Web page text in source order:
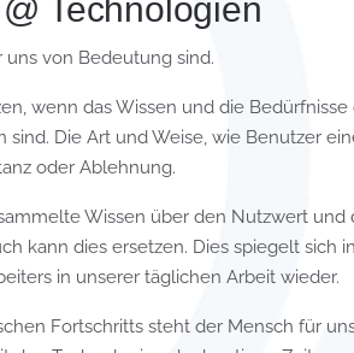
Technologien
von Bedeutung sind.
wenn das Wissen und die
Die Art und Weise, wie Benutzer
oder Ablehnung.
Wissen über den Nutzwert und
kann dies ersetzen. Dies spiegelt sich
in unserer täglichen Arbeit wieder.
Fortschritts steht der Mensch für